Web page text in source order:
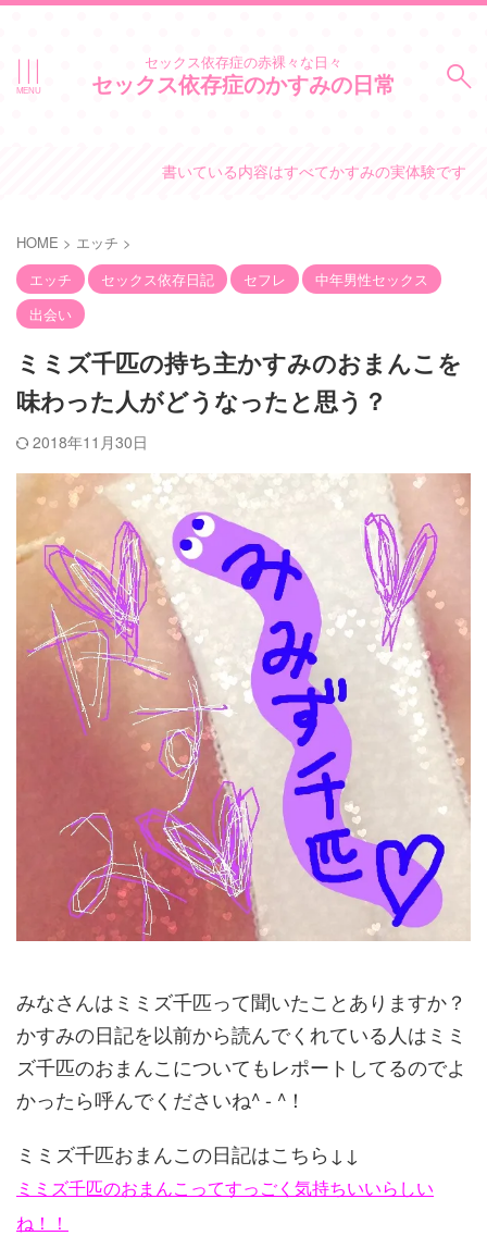
セックス依存症の赤裸々な日々
セックス依存症のかすみの日常
書いている内容はすべてかすみの実体験です。
HOME > エッチ >
エッチ
セックス依存日記 セフレ
中年男性セックス
出会い
ミミズ千匹の持ち主かすみのおまんこを
味わった人がどうなったと思う？
2018年11月30日
みなさんはミミズ千匹って聞いたことありますか？
かすみの日記を以前から読んでくれている人はミミ
ズ千匹のおまんこについてもレポートしてるのでよ
かったら呼んでくださいね^ - ^！
ミミズ千匹おまんこの日記はこちら↓↓
ミミズ千匹のおまんこってすっごく気持ちいいらしい
ね！！